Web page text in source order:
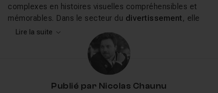
complexes en histoires visuelles compréhensibles et
mémorables. Dans le secteur du divertissement, elle
crée des univers captivants pour
jeux vidéo . Enpublicité
l'attention sur des produits et des services avec
originalité. Dans le domaineéducatif
l'apprentissage en rendant l'information plus accessible.
Elle est également un outil précieux dans la narration
Lire la suite
Publié par Nicolas Chaunu